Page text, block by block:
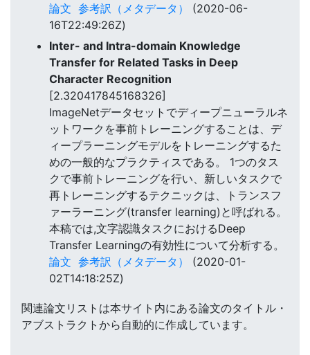
論文 参考訳（メタデータ）
(2020-06-
16T22:49:26Z)
Inter- and Intra-domain Knowledge
Transfer for Related Tasks in Deep
Character Recognition
[2.320417845168326]
ImageNetデータセットでディープニューラルネ
ットワークを事前トレーニングすることは、デ
ィープラーニングモデルをトレーニングするた
めの一般的なプラクティスである。 1つのタス
クで事前トレーニングを行い、新しいタスクで
再トレーニングするテクニックは、トランスフ
ァーラーニング(transfer learning)と呼ばれる。
本稿では,文字認識タスクにおけるDeep
Transfer Learningの有効性について分析する。
論文 参考訳（メタデータ）
(2020-01-
02T14:18:25Z)
関連論文リストは本サイト内にある論文のタイトル・
アブストラクトから自動的に作成しています。